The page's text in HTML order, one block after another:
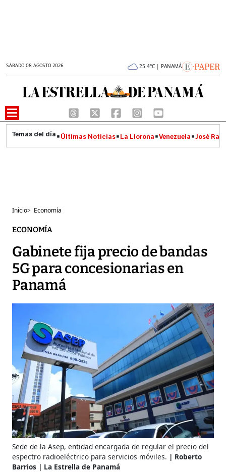
SÁBADO 08 AGOSTO 2026 25.4°C | PANAMÁ
Últimas Noticias La Llorona Venezuela José
Inicio> Economía
ECONOMÍA
Gabinete fija precio de bandas
5G para concesionarias en
Panamá
Sede de la Asep, entidad encargada de regular el precio del
espectro radioeléctrico para servicios móviles.
Roberto
Barrios | La Estrella de Panamá